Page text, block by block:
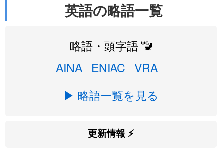
英語の略語一覧
略語・頭字語 🚾
AINA
ENIAC VRA
▶ 略語一覧を見る
更新情報 ⚡